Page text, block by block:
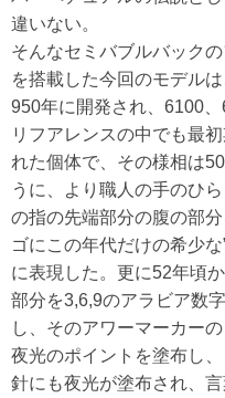
違いない。
そんなセミバブルバック
を搭載した今回のモデル
950年に開発され、6100
リフアレンスの中でも最
れた個体で、その様相は
うに、より職人の手のひ
の指の先端部分の腹の部
ゴにこの年代だけの希少
に表現した。更に52年頃
部分を3,6,9のアラビア数
し、そのアワーマーカー
夜光のポイントを塗布し
針にも夜光が塗布され、